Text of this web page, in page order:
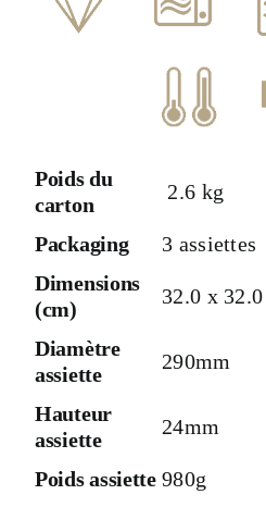
Poids du
carton
2.6 kg
Packaging
3 assiettes
Dimensions
(cm)
32.0 x
Diamètre
assiette
290mm
Hauteur
assiette
24mm
Poids assiette 980g